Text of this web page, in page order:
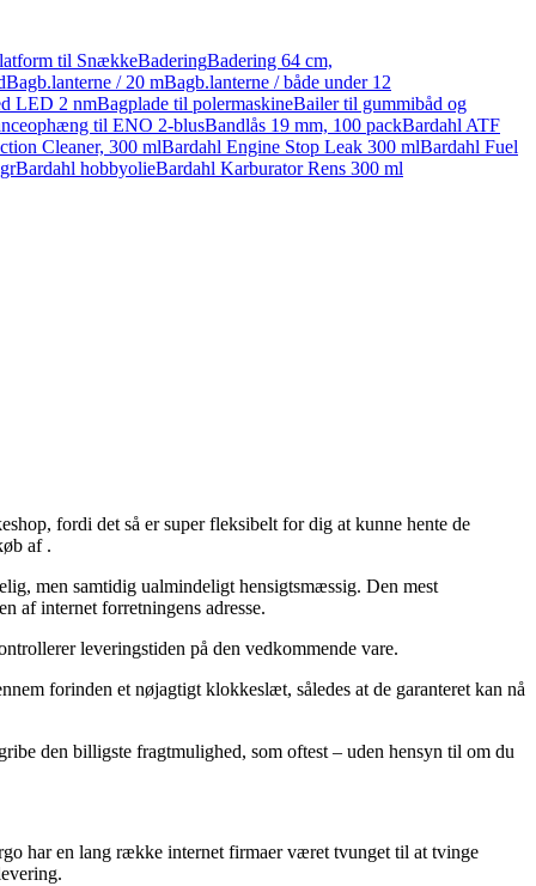
til SnækkeBaderingBadering 64 cm,
Bagb.lanterne / 20 mBagb.lanterne / både under 12
LED 2 nmBagplade til polermaskineBailer til gummibåd og
til ENO 2-blusBandlås 19 mm, 100 packBardahl ATF
Cleaner, 300 mlBardahl Engine Stop Leak 300 mlBardahl Fuel
Bardahl hobbyolieBardahl Karburator Rens 300 ml
fordi det så er super fleksibelt for dig at kunne hente de
af .
men samtidig ualmindeligt hensigtsmæssig. Den mest
af internet forretningens adresse.
leveringstiden på den vedkommende vare.
forinden et nøjagtigt klokkeslæt, således at de garanteret kan nå
den billigste fragtmulighed, som oftest – uden hensyn til om du
har en lang række internet firmaer været tvunget til at tvinge